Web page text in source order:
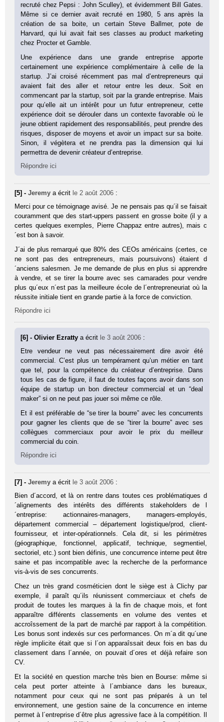
recruté chez Pepsi : John Sculley), et évidemment Bill Gates.
Même si ce dernier avait recruté en 1980, 5 ans après la
création de sa boite, un certain Steve Ballmer, pote de
Harvard, qui lui avait fait ses classes au product marketing
chez Procter et Gamble.
Une expérience dans une grande entreprise apporte
certainement une expérience complémentaire à celle de la
startup. J’ai croisé récemment pas mal d’entrepreneurs qui
avaient fait des aller et retour entre les deux. Soit en
commencant par la startup, soit par la grande entreprise. Mais
pour qu’elle ait un intérêt pour un futur entrepreneur, cette
expérience doit se dérouler dans un contexte favorable où le
jeune obtient rapidement des responsabilités, peut prendre des
risques, disposer de moyens et avoir un impact sur sa boite.
Sinon, il végètera et ne prendra pas la dimension qui lui
permettra de devenir créateur d’entreprise.
Répondre ici
[5] -Jeremy a écrit le 2 août 2006 :
Merci pour ce témoignage avisé. Je ne pensais pas qu´il se faisait
couramment que des start-uppers passent en grosse boite (il y a
certes quelques exemples, Pierre Chappaz entre autres), mais c
´est bon à savoir.
J´ai de plus remarqué que 80% des CEOs américains (certes, ce
ne sont pas des entrepreneurs, mais poursuivons) étaient d
´anciens salesmen. Je me demande de plus en plus si apprendre
à vendre, et se tirer la bourre avec ses camarades pour vendre
plus qu´eux n´est pas la meilleure école de l´entrepreneuriat où la
réussite initiale tient en grande partie à la force de conviction.
Répondre ici
[6] - Olivier Ezrattya écrit le 3 août 2006 :
Etre vendeur ne veut pas nécessairement dire avoir été
commercial. C’est plus un tempérament qu’un métier en tant
que tel, pour la compétence du créateur d’entreprise. Dans
tous les cas de figure, il faut de toutes façons avoir dans son
équipe de startup un bon directeur commercial et un “deal
maker” si on ne peut pas jouer soi même ce rôle.
Et il est préférable de “se tirer la bourre” avec les concurrents
pour gagner les clients que de se “tirer la bourre” avec ses
collègues commerciaux pour avoir le prix du meilleur
commercial du coin.
Répondre ici
[7] -Jeremy a écrit le 3 août 2006 :
Bien d´accord, et là on rentre dans toutes ces problématiques d
´alignements des intérêts des différents stakeholders de l
´entreprise: actionnaires-managers, managers-employés,
département commercial – département logistique/prod, client-
fournisseur, et inter-opérationnels. Cela dit, si les périmètres
(géographique, fonctionnel, applicatif, technique, segmentiel,
sectoriel, etc.) sont bien définis, une concurrence interne peut être
saine et pas incompatible avec la recherche de la performance
vis-à-vis de ses concurrents.
Chez un très grand cosméticien dont le siège est à Clichy par
exemple, il paraît qu´ils réunissent commerciaux et chefs de
produit de toutes les marques à la fin de chaque mois, et font
apparaître différents classements en volume des ventes et
accroîssement de la part de marché par rapport à la compétition.
Les bonus sont indexés sur ces performances. On m´a dit qu´une
règle implicite était que si l´on apparaîssait deux fois en bas du
classement dans l´année, on pouvait d´ores et déjà refaire son
CV.
Et la société en question marche très bien en Bourse: même si
cela peut porter atteinte à l´ambiance dans les bureaux,
notamment pour ceux qui ne sont pas préparés à un tel
environnement, une gestion saine de la concurrence en interne
permet à l´entreprise d´être plus agressive face à la compétition. Il